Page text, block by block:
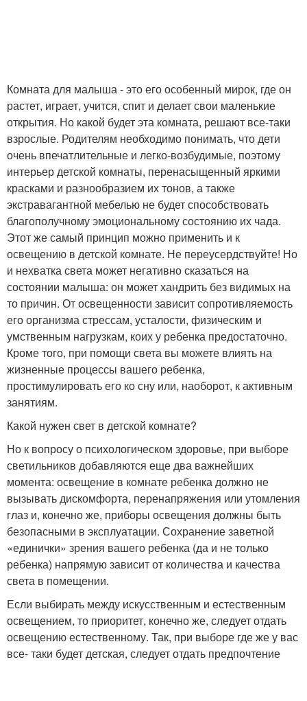
Комната для малыша - это его особенный мирок, где он
растет, играет, учится, спит и делает свои маленькие
открытия. Но какой будет эта комната, решают все-таки
взрослые. Родителям необходимо понимать, что дети
очень впечатлительные и легко-возбудимые, поэтому
интерьер детской комнаты, перенасыщенный яркими
красками и разнообразием их тонов, а также
экстравагантной мебелью не будет способствовать
благополучному эмоциональному состоянию их чада.
Этот же самый принцип можно применить и к
освещению в детской комнате. Не переусердствуйте! Но
и нехватка света может негативно сказаться на
состоянии малыша: он может хандрить без видимых на
то причин. От освещенности зависит сопротивляемость
его организма стрессам, усталости, физическим и
умственным нагрузкам, коих у ребенка предостаточно.
Кроме того, при помощи света вы можете влиять на
жизненные процессы вашего ребенка,
простимулировать его ко сну или, наоборот, к активным
занятиям.
Какой нужен свет в детской комнате?
Но к вопросу о психологическом здоровье, при выборе
светильников добавляются еще два важнейших
момента: освещение в комнате ребенка должно не
вызывать дискомфорта, перенапряжения или утомления
глаз и, конечно же, приборы освещения должны быть
безопасными в эксплуатации. Сохранение заветной
«единички» зрения вашего ребенка (да и не только
ребенка) напрямую зависит от количества и качества
света в помещении.
Если выбирать между искусственным и естественным
освещением, то приоритет, конечно же, следует отдать
освещению естественному. Так, при выборе где же у вас
все- таки будет детская, следует отдать предпочтение